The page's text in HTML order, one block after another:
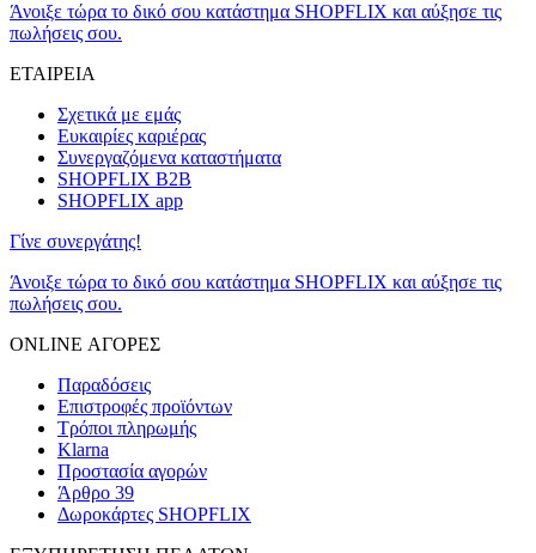
Άνοιξε τώρα το δικό σου κατάστημα SHOPFLIX και αύξησε τις
πωλήσεις σου.
ΕΤΑΙΡΕΙΑ
Σχετικά με εμάς
Ευκαιρίες καριέρας
Συνεργαζόμενα καταστήματα
SHOPFLIX B2B
SHOPFLIX app
Γίνε συνεργάτης!
Άνοιξε τώρα το δικό σου κατάστημα SHOPFLIX και αύξησε τις
πωλήσεις σου.
ONLINE ΑΓΟΡΕΣ
Παραδόσεις
Επιστροφές προϊόντων
Τρόποι πληρωμής
Klarna
Προστασία αγορών
Άρθρο 39
Δωροκάρτες SHOPFLIX